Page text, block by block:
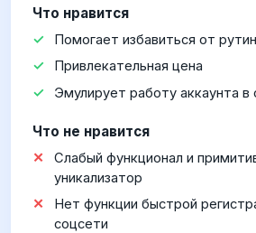
Что нравится
Помогает избавиться от
Привлекательная цена
Эмулирует работу аккаунта в
Что не нравится
Слабый функционал и
уникализатор
Нет функции быстрой
соцсети